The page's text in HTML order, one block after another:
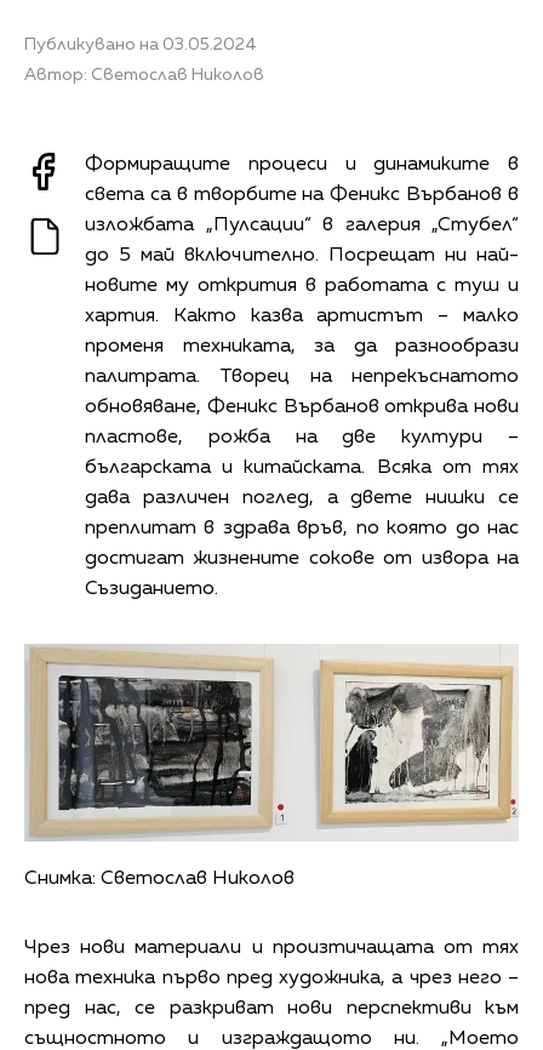
Публикувано на 03.05.2024
Автор: Светослав Николов
Формиращите процеси и динамиките в
света са в творбите на Феникс Върбанов в
изложбата „Пулсации“ в галерия „Стубел“
до 5 май включително. Посрещат ни най-
новите му открития в работата с туш и
хартия. Както казва артистът – малко
променя техниката, за да разнообрази
палитрата. Творец на непрекъснатото
обновяване, Феникс Върбанов открива нови
пластове, рожба на две култури –
българската и китайската. Всяка от тях
дава различен поглед, а двете нишки се
преплитат в здрава връв, по която до нас
достигат жизнените сокове от извора на
Съзиданието.
Снимка: Светослав Николов
Чрез нови материали и произтичащата от тях
нова техника първо пред художника, а чрез него –
пред нас, се разкриват нови перспективи към
същностното и изграждащото ни. „Моето